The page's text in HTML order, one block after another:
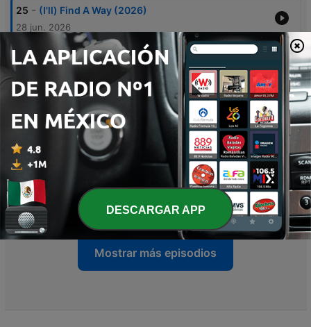
25 - (I'll) Find A Way (2026)
28 jun. 2026
24 - Your Laugh (2026)
07 mayo 2026
23 - Let's Dance Together (2026)
23 abr. 2026
22 - Endlessly (2025)
25 oct. 2025
21 - As The Earth Shifts (2024)
15 dic. 2024
Mostrar más episodios
DESCARGAR APP